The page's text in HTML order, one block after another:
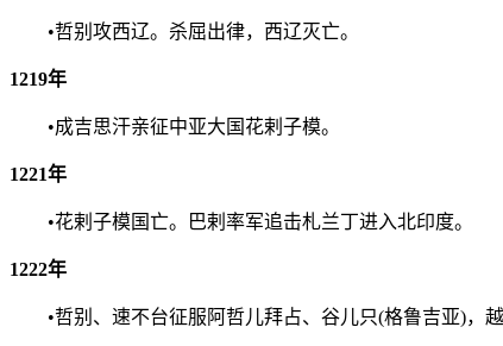
•哲别攻西辽。杀屈出律，西辽灭亡。
1219年
•成吉思汗亲征中亚大国花剌子模。
1221年
•花剌子模国亡。巴剌率军追击札兰丁进入北印度。
1222年
•哲别、速不台征服阿哲儿拜占、谷儿只(格鲁吉亚)，越